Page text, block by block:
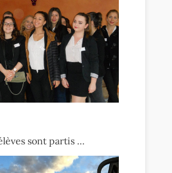
sont partis …